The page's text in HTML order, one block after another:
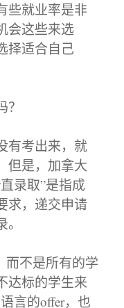
些就业率是非
会这些来选
择适合自己
有考出来，就
但是，加拿大
录取”是指成
求，递交申请
而不是所有的学
达标的学生来
言的offer，也